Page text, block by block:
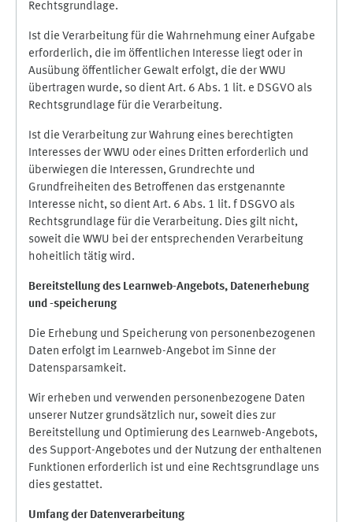
Rechtsgrundlage.
Ist die Verarbeitung für die Wahrnehmung einer Aufgabe
erforderlich, die im öffentlichen Interesse liegt oder in
Ausübung öffentlicher Gewalt erfolgt, die der WWU
übertragen wurde, so dient Art. 6 Abs. 1 lit. e DSGVO als
Rechtsgrundlage für die Verarbeitung.
Ist die Verarbeitung zur Wahrung eines berechtigten
Interesses der WWU oder eines Dritten erforderlich und
überwiegen die Interessen, Grundrechte und
Grundfreiheiten des Betroffenen das erstgenannte
Interesse nicht, so dient Art. 6 Abs. 1 lit. f DSGVO als
Rechtsgrundlage für die Verarbeitung. Dies gilt nicht,
soweit die WWU bei der entsprechenden Verarbeitung
hoheitlich tätig wird.
Bereitstellung des Learnweb-Angebots, Datenerhebung
und -speicherung
Die Erhebung und Speicherung von personenbezogenen
Daten erfolgt im Learnweb-Angebot im Sinne der
Datensparsamkeit.
Wir erheben und verwenden personenbezogene Daten
unserer Nutzer grundsätzlich nur, soweit dies zur
Bereitstellung und Optimierung des Learnweb-Angebots,
des Support-Angebotes und der Nutzung der enthaltenen
Funktionen erforderlich ist und eine Rechtsgrundlage uns
dies gestattet.
Umfang der Datenverarbeitung